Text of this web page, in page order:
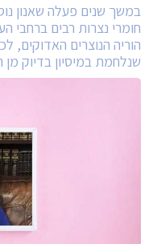
במשך שנים פעלה שאנון
חומרי נצרות רבים ברחבי
הוריה הנוצרים האדוקים,
שנלחמת במיסיון בדיוק